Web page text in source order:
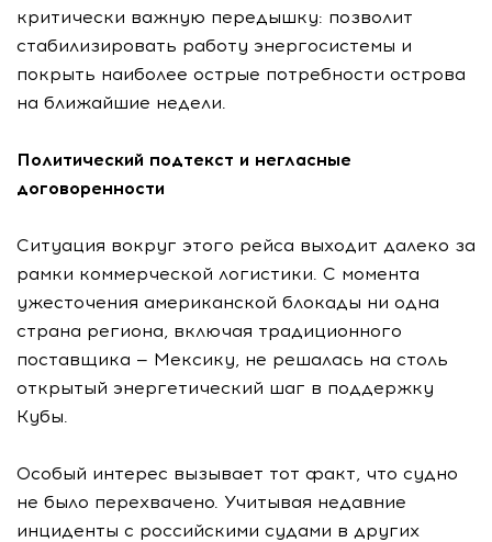
критически важную передышку: позволит
стабилизировать работу энергосистемы и
покрыть наиболее острые потребности острова
на ближайшие недели.
Политический подтекст и негласные
договоренности
Ситуация вокруг этого рейса выходит далеко за
рамки коммерческой логистики. С момента
ужесточения американской блокады ни одна
страна региона, включая традиционного
поставщика — Мексику, не решалась на столь
открытый энергетический шаг в поддержку
Кубы.
Особый интерес вызывает тот факт, что судно
не было перехвачено. Учитывая недавние
инциденты с российскими судами в других